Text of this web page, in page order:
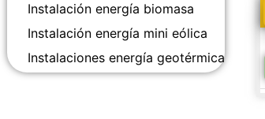
Instalación energía biomasa
Instalación energía mini eólica
Instalaciones energía geotérmica